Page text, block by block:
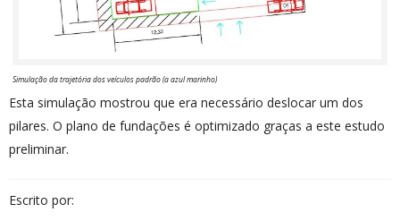
Simulação da trajetória dos veículos padrão (a azul marinho)
Esta simulação mostrou que era necessário deslocar um dos
pilares. O plano de fundações é optimizado graças a este estudo
preliminar.
Escrito por: